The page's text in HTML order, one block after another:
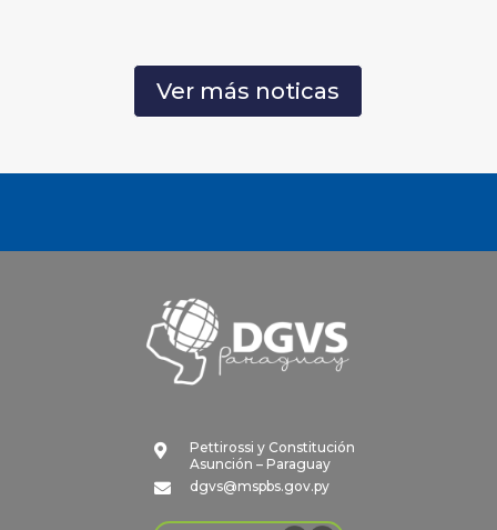
Ver más noticas

Pettirossi y Constitución
Asunción – Paraguay

dgvs@mspbs.gov.py